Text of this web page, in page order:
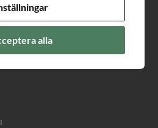
alla